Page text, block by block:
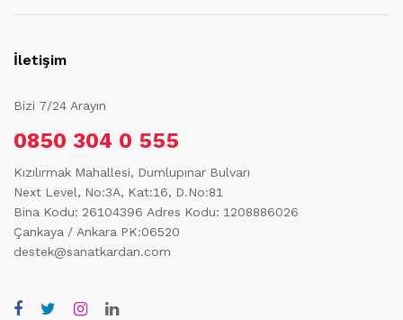
İletişim
Bizi 7/24 Arayın
0850 304 0 555
Kızılırmak Mahallesi, Dumlupınar Bulvarı
Next Level, No:3A, Kat:16, D.No:81
Bina Kodu: 26104396 Adres Kodu: 1208886026
Çankaya / Ankara PK:06520
destek@sanatkardan.com